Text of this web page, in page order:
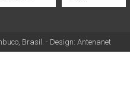
Brasil. - Design: Antenanet